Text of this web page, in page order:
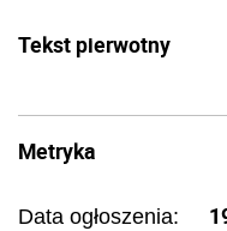
Tekst pierwotny
Metryka
Data ogłoszenia: